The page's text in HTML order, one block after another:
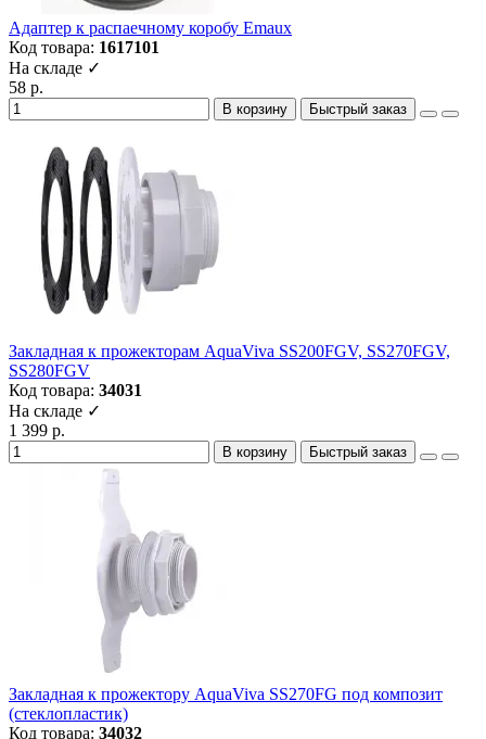
Адаптер к распаечному коробу Emaux
Код товара: 1617101
На складе ✓
58 р.
В корзину Быстрый заказ
Закладная к прожекторам AquaViva SS200FGV, SS270FGV,
SS280FGV
Код товара: 34031
На складе ✓
1 399 р.
В корзину Быстрый заказ
Закладная к прожектору AquaViva SS270FG под композит
(стеклопластик)
Код товара: 34032